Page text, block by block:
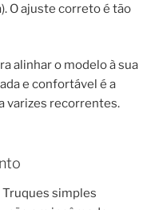
O ajuste correto é tão
alinhar o modelo à sua
e confortável é a
varizes recorrentes.
Truques simples